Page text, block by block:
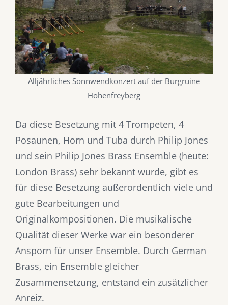
Alljährliches Sonnwendkonzert auf der Burgruine
Hohenfreyberg
Da diese Besetzung mit 4 Trompeten, 4
Posaunen, Horn und Tuba durch Philip Jones
und sein Philip Jones Brass Ensemble (heute:
London Brass) sehr bekannt wurde, gibt es
für diese Besetzung außerordentlich viele und
gute Bearbeitungen und
Originalkompositionen. Die musikalische
Qualität dieser Werke war ein besonderer
Ansporn für unser Ensemble. Durch German
Brass, ein Ensemble gleicher
Zusammensetzung, entstand ein zusätzlicher
Anreiz.